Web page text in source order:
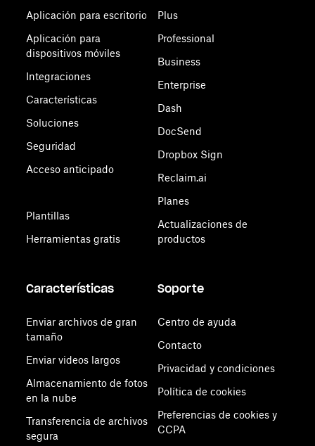
Aplicación para escritorio
Aplicación para
dispositivos móviles
Integraciones
Características
Soluciones
Seguridad
Acceso anticipado
Plantillas
Herramientas gratis
Plus
Professional
Business
Enterprise
Dash
DocSend
Dropbox Sign
Reclaim.ai
Planes
Actualizaciones de
productos
Características
Enviar archivos de gran
tamaño
Enviar videos largos
Almacenamiento de fotos
en la nube
Transferencia de archivos
segura
Soporte
Centro de ayuda
Contacto
Privacidad y condiciones
Política de cookies
Preferencias de cookies y
CCPA